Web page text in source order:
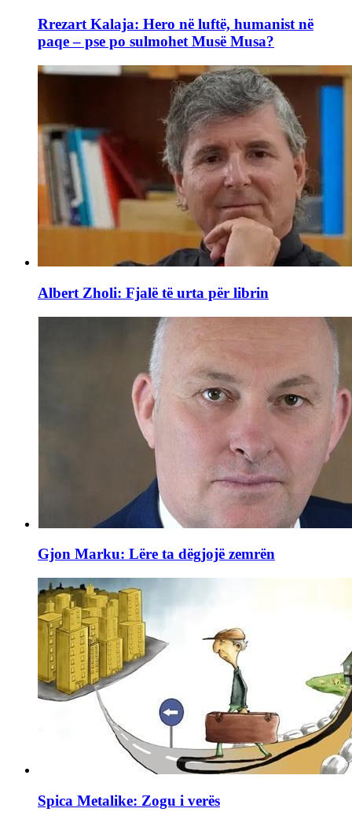
Rrezart Kalaja: Hero në luftë, humanist në
paqe – pse po sulmohet Musë Musa?
Albert Zholi: Fjalë të urta për librin
Gjon Marku: Lëre ta dëgjojë zemrën
Spica Metalike: Zogu i verës